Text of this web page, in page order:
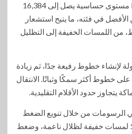
يقدم قلم M-Pencil Pro مستوى حساسية يصل إلى 16,384
في فئته، ما يتيح استشعار
من اللمسات الخفيفة إلى التظليل
لإنشاء خطوط رفيعة جدًا، ثم زيادة
خطوط أكثر سمكًا وثباتًا. الانتقال
يتجاوز حدود الأقلام التقليدية.
الرسومات من خلال تنويع الضغط
لمسات خفيفة لظلال ناعمة، وضغط